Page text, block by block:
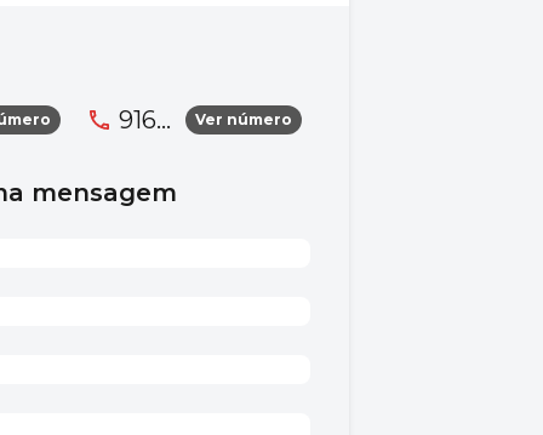
916... Ver número
mensagem